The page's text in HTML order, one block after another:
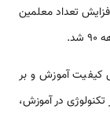
تعداد معلمین
در بخش کیفیت آموزش و بر
در آموزش،